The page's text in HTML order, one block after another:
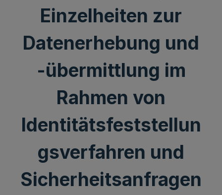
Einzelheiten zur
Datenerhebung und
-übermittlung im
Rahmen von
Identitätsfeststellun
gsverfahren und
Sicherheitsanfragen